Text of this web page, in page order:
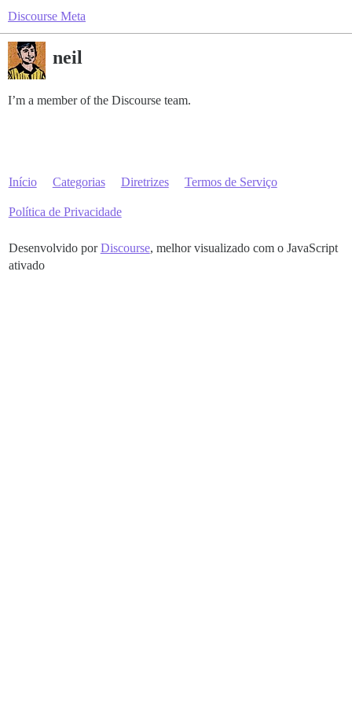
Discourse Meta
neil
I’m a member of the Discourse team.
Início Categorias Diretrizes Termos de Serviço
Política de Privacidade
Desenvolvido porDiscourse, melhor visualizado com o JavaScript
ativado